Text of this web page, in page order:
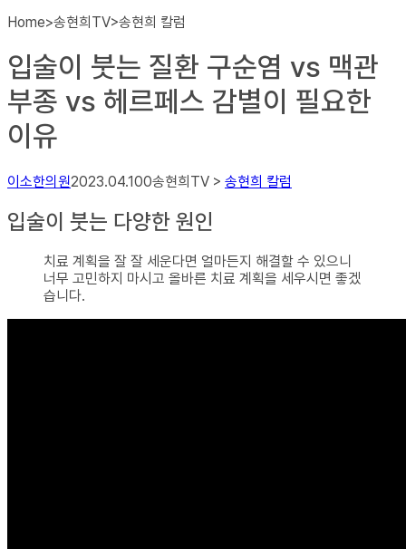
Home>송현희TV>송현희 칼럼
입술이 붓는 질환 구순염 vs 맥관
부종 vs 헤르페스 감별이 필요한
이유
이소한의원2023.04.100송현희TV > 송현희 칼럼
입술이 붓는 다양한 원인
치료 계획을 잘 잘 세운다면 얼마든지 해결할 수 있으니
너무 고민하지 마시고 올바른 치료 계획을 세우시면 좋겠
습니다.